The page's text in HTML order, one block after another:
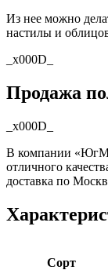
Из нее можно
настилы и
_x000D_
Продажа
_x000D_
В компании
отличного
доставка по
Сорт